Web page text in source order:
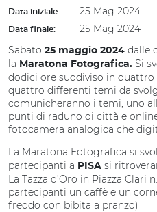
Data iniziale: 25 Mag 2024
Data finale:
25 Mag 2024
Sabato 25 maggio 2024 dalle
la Maratona Fotografica. Si
dodici ore suddiviso in
quattro differenti temi da
comunicheranno i temi, uno
punti di raduno di città e
fotocamera analogica che
La Maratona Fotografica si
partecipanti a PISA si
La Tazza d’Oro in Piazza Clari
partecipanti un caffè e un
freddo con bibita a pranzo)